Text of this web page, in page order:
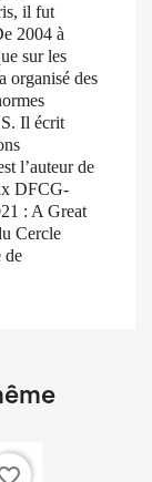
il fut
2004 à
sur les
organisé des
Il écrit
l’auteur de
DFCG-
: A Great
Cercle
de